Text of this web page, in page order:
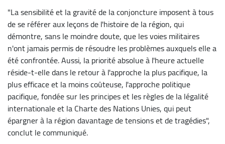
"La sensibilité et la gravité de la conjoncture imposent à tous
de se référer aux leçons de l'histoire de la région, qui
démontre, sans le moindre doute, que les voies militaires
n'ont jamais permis de résoudre les problèmes auxquels elle a
été confrontée. Aussi, la priorité absolue à l'heure actuelle
réside-t-elle dans le retour à l'approche la plus pacifique, la
plus efficace et la moins coûteuse, l'approche politique
pacifique, fondée sur les principes et les règles de la légalité
internationale et la Charte des Nations Unies, qui peut
épargner à la région davantage de tensions et de tragédies",
conclut le communiqué.